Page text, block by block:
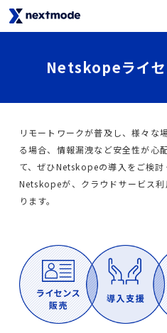
SaaSライセ
Oktaライセンス＆サポート
Netskopeライセンス＆サポ
Asanaライセンス＆サポート
SysCloudライセンス＆サポ
CrowdStrikeライセンス＆
Netskopeライセ
リモートワークが普及し、様々な
る場合、情報漏洩など安全性が心
て、ぜひNetskopeの導入をご検討
Netskopeが、クラウドサービス
ります。